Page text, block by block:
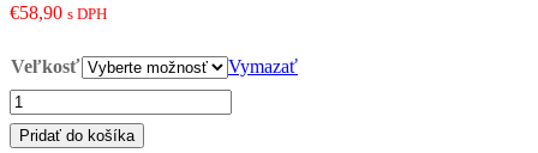
€58,90 s DPH
Veľkosť
Vymazať
množstvo
Sparco
Pridať do košíka